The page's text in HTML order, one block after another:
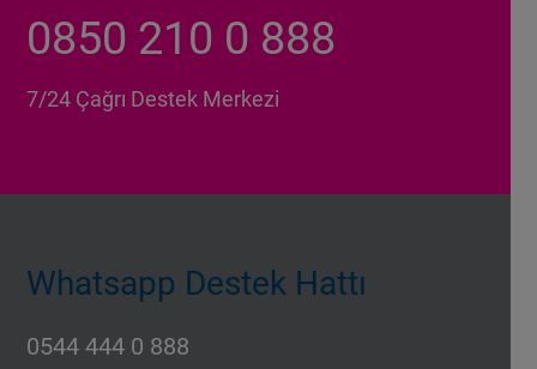
0850 210 0 888
7/24 Çağrı Destek Merkezi
Whatsapp Destek Hattı
0544 444 0 888